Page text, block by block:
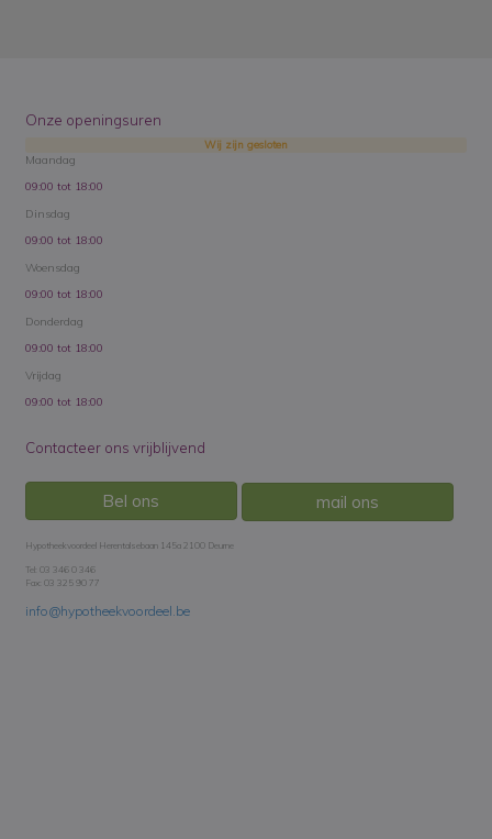
Onze openingsuren
Wij zijn gesloten
Maandag
09:00 tot 18:00
Dinsdag
09:00 tot 18:00
Woensdag
09:00 tot 18:00
Donderdag
09:00 tot 18:00
Vrijdag
09:00 tot 18:00
Contacteer ons vrijblijvend
Bel ons mail ons
Hypotheekvoordeel Herentalsebaan 145a 2100 Deurne
Tel: 03 346 0 346
Fax: 03 325 90 77
info@hypotheekvoordeel.be